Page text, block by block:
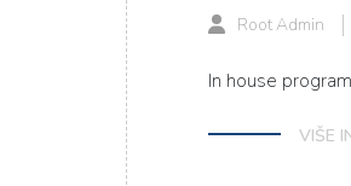
Root Admin
In house
VIŠE